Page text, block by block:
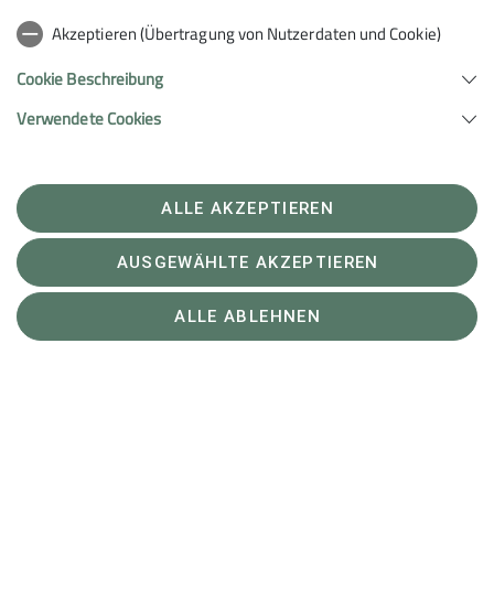
ein großes Dankeschön an Jonas und Martina für die
Organisation und den Input. Abgeschlossen wurde der
erfolgreiche Klettertag bei leckerer Pizza, bevor es
dann auch schon wieder nach Hause ging.
aber mit spontaner Umplanung lässt sich trotzdem ein
toller Klettertrip gestalten. Klettern, lernen, lachen und
zwischendurch Käsespätzle: So wird aus Regen ein
voller Erfolg!
Akzeptieren (Übertragung von Nutzerdaten und Cookie)
Cookie Beschreibung
Verwendete Cookies
ALLE AKZEPTIEREN
AUSGEWÄHLTE AKZEPTIEREN
ALLE ABLEHNEN